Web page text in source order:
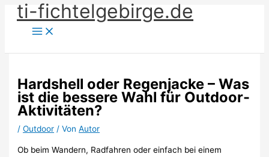
Zum
Inhalt
springen
ti-fichtelgebirge.de
Hardshell oder Regenjacke – Was
ist die bessere Wahl für Outdoor-
Aktivitäten?
/Outdoor / VonAutor
Ob beim Wandern, Radfahren oder einfach bei einem